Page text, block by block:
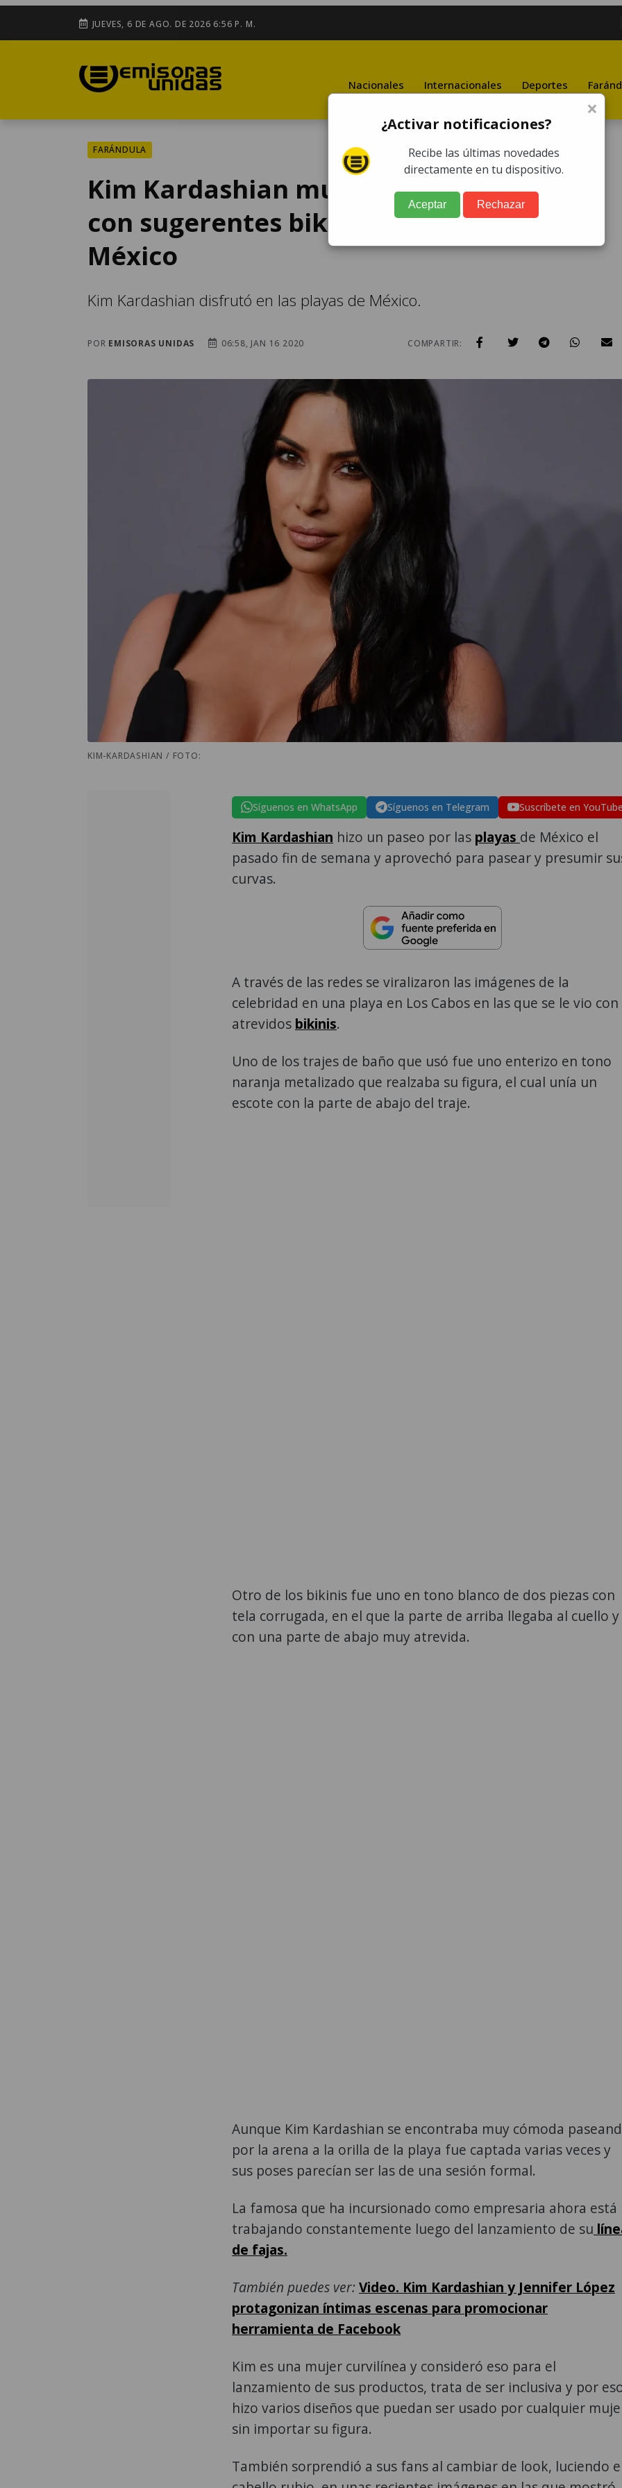
JUEVES, 6 DE AGO. DE 2026 6:56 P. M.
Nacionales Internacionales Deportes
FARÁNDULA
Kim Kardashian muestra su retaguardia
con sugerentes bikinis en las playas de
México
Kim Kardashian disfrutó en las playas de México.
POR EMISORAS UNIDAS 06:58, JAN 16 2020 COMPARTIR:
KIM-KARDASHIAN / FOTO:
Síguenos en WhatsApp Síguenos en Telegram Suscríbete en
Kim Kardashian hizo un paseo por las playas de México el
pasado fin de semana y aprovechó para pasear y presumir
curvas.
A través de las redes se viralizaron las imágenes de la
celebridad en una playa en Los Cabos en las que se le vio con
atrevidos bikinis.
Uno de los trajes de baño que usó fue uno enterizo en tono
naranja metalizado que realzaba su figura, el cual unía un
escote con la parte de abajo del traje.
Otro de los bikinis fue uno en tono blanco de dos piezas con
tela corrugada, en el que la parte de arriba llegaba al cuello y
con una parte de abajo muy atrevida.
Aunque Kim Kardashian se encontraba muy cómoda
por la arena a la orilla de la playa fue captada varias veces y
sus poses parecían ser las de una sesión formal.
La famosa que ha incursionado como empresaria ahora está
trabajando constantemente luego del lanzamiento de su
de fajas.
También puedes ver: Video. Kim Kardashian y Jennifer López
protagonizan íntimas escenas para promocionar
herramienta de Facebook
Kim es una mujer curvilínea y consideró eso para el
lanzamiento de sus productos, trata de ser inclusiva y por
hizo varios diseños que puedan ser usado por cualquier
sin importar su figura.
También sorprendió a sus fans al cambiar de look, luciendo
×
¿Activar notificaciones?
Recibe las últimas novedades
directamente en tu dispositivo.
Aceptar Rechazar